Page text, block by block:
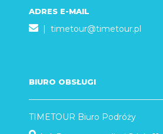
ADRES E-MAIL
| timetour@timetour.pl
BIURO OBSŁUGI
TIMETOUR Biuro Podróży